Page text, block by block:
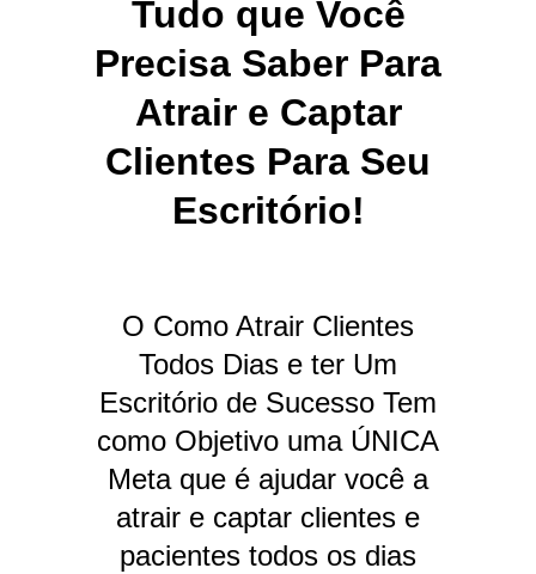
Tudo que Você
Precisa Saber Para
Atrair e Captar
Clientes Para Seu
Escritório!
O Como Atrair Clientes
Todos Dias e ter Um
Escritório de Sucesso Tem
como Objetivo uma ÚNICA
Meta que é ajudar você a
atrair e captar clientes e
pacientes todos os dias